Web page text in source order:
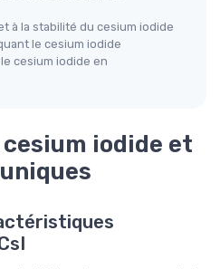
à la stabilité du cesium iodide
le cesium iodide
cesium iodide en
iodide et